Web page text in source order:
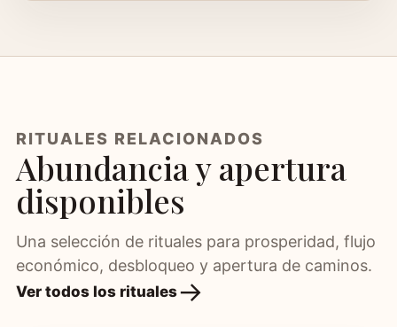
RITUALES RELACIONADOS
Abundancia y apertura
disponibles
Una selección de rituales para prosperidad, flujo
económico, desbloqueo y apertura de caminos.
Ver todos los rituales